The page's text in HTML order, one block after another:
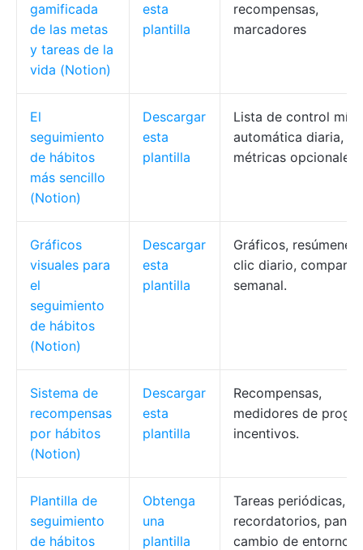
gamificada
de las metas
y tareas de la
vida (Notion)
esta
plantilla
recompensas,
marcadores
El
seguimiento
de hábitos
más sencillo
(Notion)
Descargar
esta
plantilla
Lista de control
automática diaria,
métricas opcionales.
Gráficos
visuales para
el
seguimiento
de hábitos
(Notion)
Descargar
esta
plantilla
Gráficos,
clic diario,
semanal.
Sistema de
recompensas
por hábitos
(Notion)
Descargar
esta
plantilla
Recompensas,
medidores de
incentivos.
Plantilla de
seguimiento
de hábitos
Obtenga
una
plantilla
Tareas periódicas,
recordatorios,
cambio de entorno